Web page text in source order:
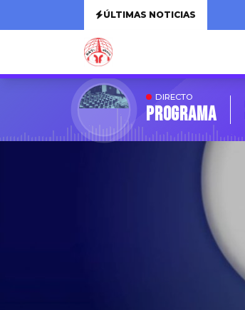
ÚLTIMAS NOTICIAS
DIRECTO
Programa